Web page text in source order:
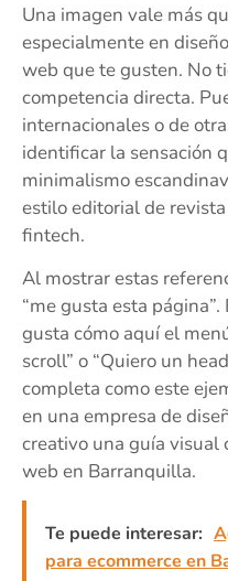
Una imagen vale más
especialmente en
web que te gusten. No
competencia directa.
internacionales o de
identificar la sensación
minimalismo
estilo editorial de
fintech.
Al mostrar estas
“me gusta esta
gusta cómo aquí el
scroll” o “Quiero un
completa como este
en una empresa de
creativo una guía visual
web en Barranquilla.
Te puede interesar:
para ecommerce en